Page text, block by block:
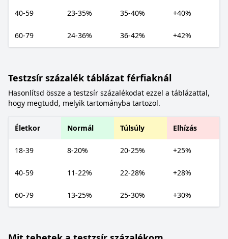
40-59 23-35% 35-40% +40%
60-79 24-36% 36-42% +42%
Testzsír százalék táblázat férfiaknál
Hasonlítsd össze a testzsír százalékodat ezzel a táblázattal,
hogy megtudd, melyik tartományba tartozol.
Életkor Normál Túlsúly Elhízás
18-39 8-20% 20-25% +25%
40-59 11-22% 22-28% +28%
60-79 13-25% 25-30% +30%